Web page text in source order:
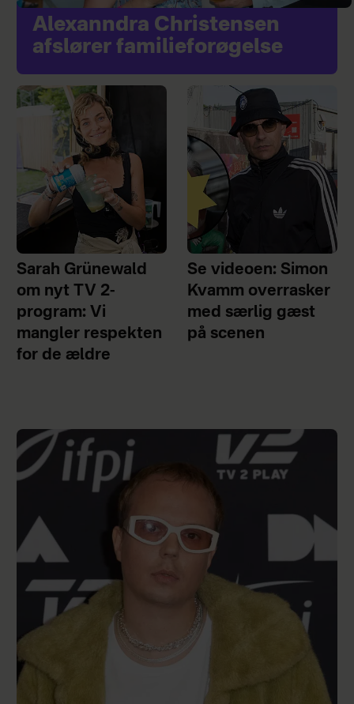
Alexanndra Christensen
afslører familieforøgelse
Sarah Grünewald
om nyt TV 2-
program: Vi
mangler respekten
for de ældre
Se videoen: Simon
Kvamm overrasker
med særlig gæst
på scenen